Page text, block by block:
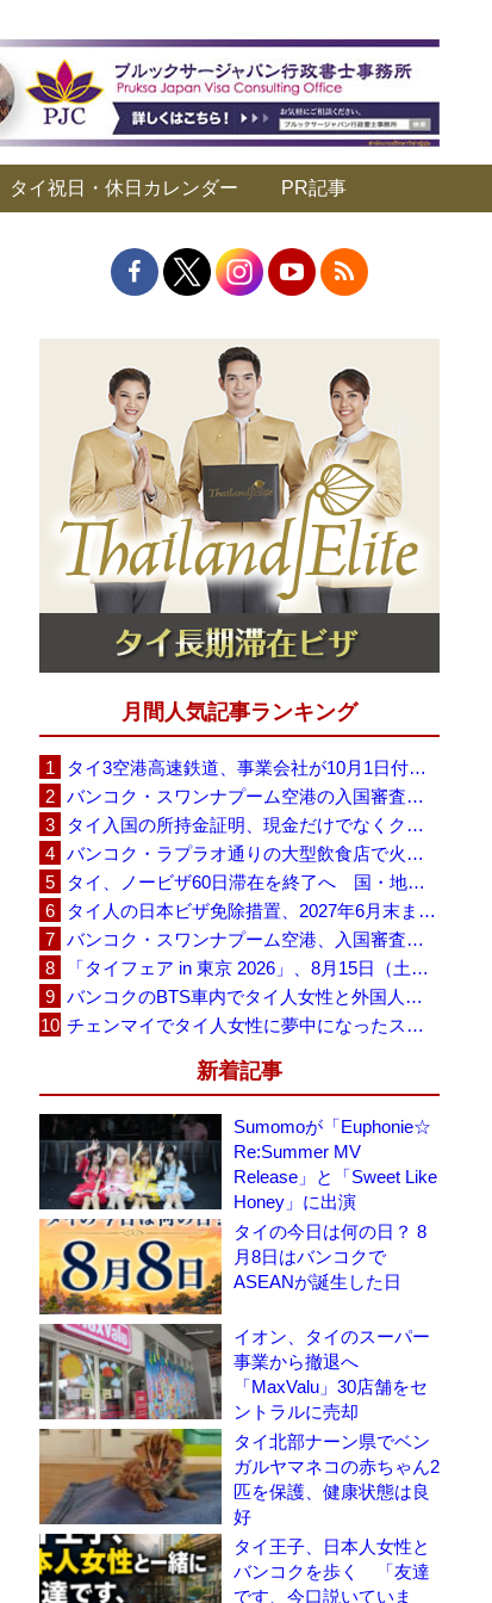
タイ祝日・休日カレンダー PR記事
月間人気記事ランキング
タイ3空港高速鉄道、事業会社が10月1日付の契約終了を通知 「現時点での撤退決定ではない」
バンコク・スワンナプーム空港の入国審査に長蛇の列、SNSで「3～4時間待ち」との投稿が拡散
タイ入国の所持金証明、現金だけでなくクレジットカードや銀行明細も提示可能
バンコク・ラプラオ通りの大型飲食店で火災、27人死亡・多数負傷
タイ、ノービザ60日滞在を終了へ 国・地域別に30日・15日へ再編
タイ人の日本ビザ免除措置、2027年6月末まで延長 不安広がる中でひとまず安堵
バンコク・スワンナプーム空港、入国審査で2～3時間待ちの時間帯も 審査厳格化と人員不足が影響か
「タイフェア in 東京 2026」、8月15日（土）・16日（日）に代々木公園で開催
バンコクのBTS車内でタイ人女性と外国人学生グループが口論、騒音めぐる動画が拡散
チェンマイでタイ人女性に夢中になったスウェーデン人男性、全財産を失い捨てられる
新着記事
Sumomoが「Euphonie☆
Re:Summer MV
Release」と「Sweet Like
Honey」に出演
タイの今日は何の日？ 8
月8日はバンコクで
ASEANが誕生した日
イオン、タイのスーパー
事業から撤退へ
「MaxValu」30店舗をセ
ントラルに売却
タイ北部ナーン県でベン
ガルヤマネコの赤ちゃん2
匹を保護、健康状態は良
好
タイ王子、日本人女性と
バンコクを歩く 「友達
です、今口説いていま